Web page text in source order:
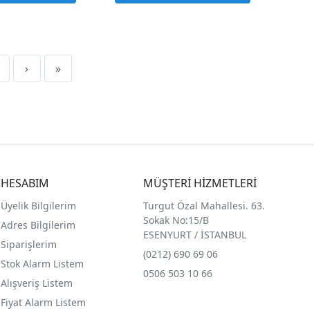
› »
HESABIM
Üyelik Bilgilerim
Adres Bilgilerim
Siparişlerim
Stok Alarm Listem
Alışveriş Listem
Fiyat Alarm Listem
MÜŞTERİ HİZMETLERİ
Turgut Özal Mahallesi. 63.
Sokak No:15/B
ESENYURT / İSTANBUL
(0212) 690 69 06
0506 503 10 66